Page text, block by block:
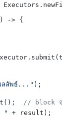
-> {
ลลัพธ์..." );
// block จน
"